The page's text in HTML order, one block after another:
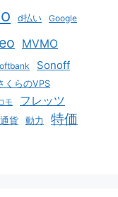
d払い Google
MVMO
Sonoff
くらのVPS
モ フレッツ
貨 動力 特価